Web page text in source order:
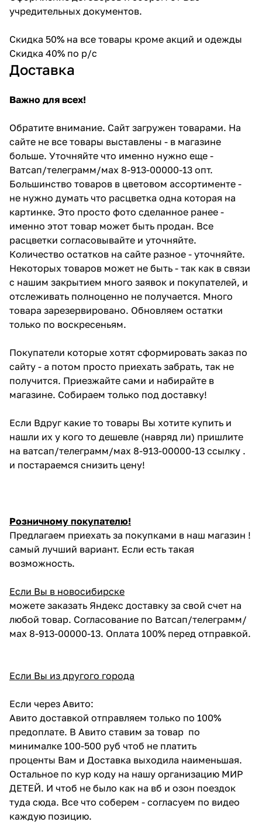
учредительных документов.
Скидка 50% на все товары кроме акций и одежды
Скидка 40% по р/с
Доставка
Важно для всех!
Обратите внимание. Сайт загружен товарами. На
сайте не все товары выставлены - в магазине
больше. Уточняйте что именно нужно еще -
Ватсап/телеграмм/мах 8-913-00000-13 опт.
Большинство товаров в цветовом ассортименте -
не нужно думать что расцветка одна которая на
картинке. Это просто фото сделанное ранее -
именно этот товар может быть продан. Все
расцветки согласовывайте и уточняйте.
Количество остатков на сайте разное - уточняйте.
Некоторых товаров может не быть - так как в связи
с нашим закрытием много заявок и покупателей, и
отслеживать полноценно не получается. Много
товара зарезервировано. Обновляем остатки
только по воскресеньям.
Покупатели которые хотят сформировать заказ по
сайту - а потом просто приехать забрать, так не
получится. Приезжайте сами и набирайте в
магазине. Собираем только под доставку!
Если Вдруг какие то товары Вы хотите купить и
нашли их у кого то дешевле (навряд ли) пришлите
на ватсап/телеграмм/мах 8-913-00000-13 ссылку .
и постараемся снизить цену!
Розничному покупателю!
Предлагаем приехать за покупками в наш магазин !
самый лучший вариант. Если есть такая
возможность.
Если Вы в новосибирске
можете заказать Яндекс доставку за свой счет на
любой товар. Согласование по Ватсап/телеграмм/
мах 8-913-00000-13. Оплата 100% перед отправкой.
Если Вы из другого города
Если через Авито:
Авито доставкой отправляем только по 100%
предоплате. В Авито ставим за товар по
минималке 100-500 руб чтоб не платить
проценты Вам и Доставка выходила наименьшая.
Остальное по кур коду на нашу организацию МИР
ДЕТЕЙ. И чтоб не было как на вб и озон поездок
туда сюда. Все что соберем - согласуем по видео
каждую позицию.